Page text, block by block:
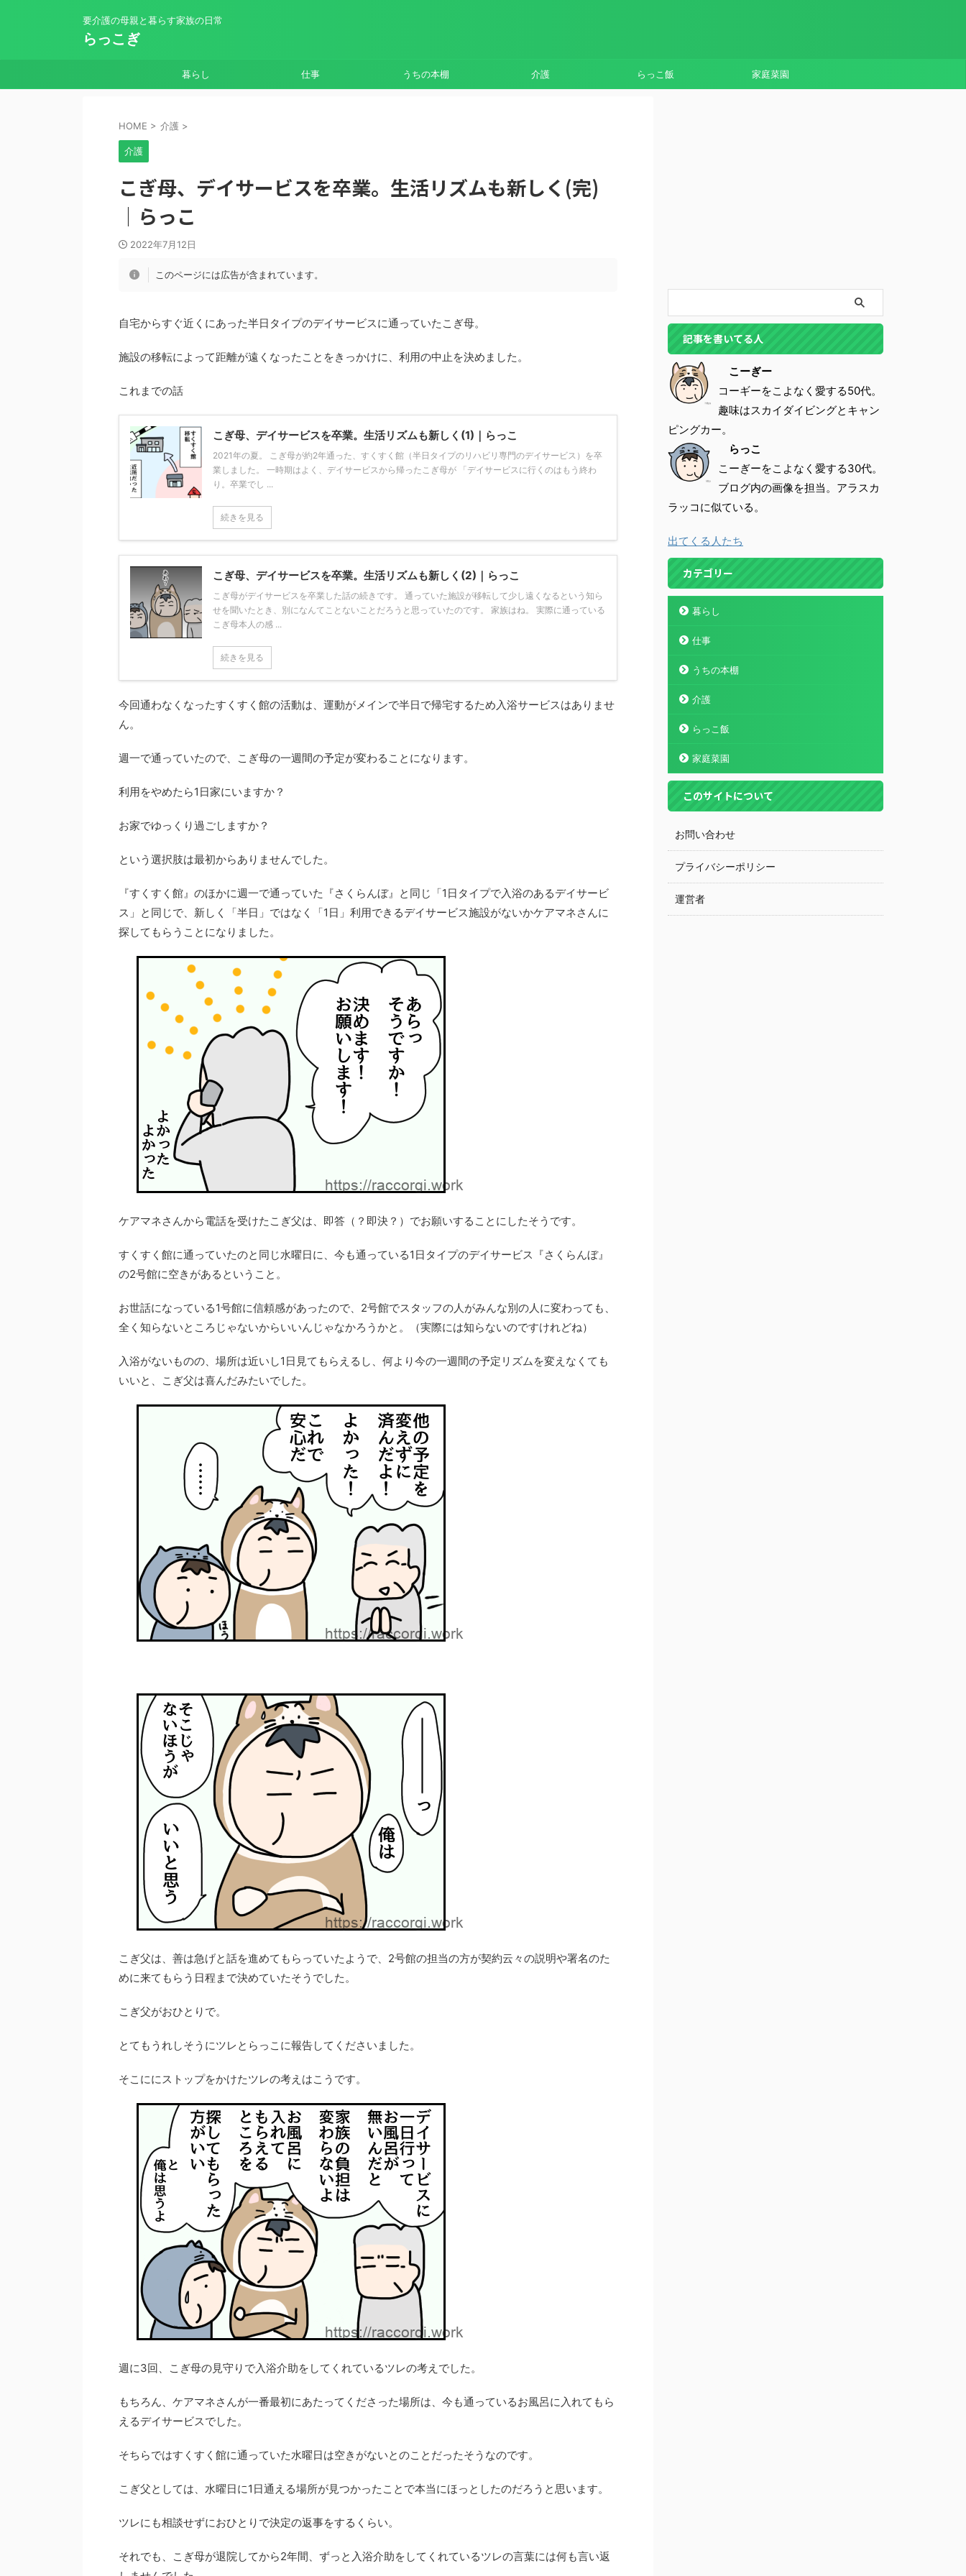
要介護の母親と暮らす家族の日常
らっこぎ
暮らし 仕事 うちの本棚 介護 らっこ飯 家庭菜園
HOME > 介護 >
介護
こぎ母、デイサービスを卒業。生活リズムも新しく(完)
｜らっこ
2022年7月12日
このページには広告が含まれています。
自宅からすぐ近くにあった半日タイプのデイサービスに通っていたこぎ母。
施設の移転によって距離が遠くなったことをきっかけに、利用の中止を決めました。
これまでの話
こぎ母、デイサービスを卒業。生活リズムも新しく(1)｜らっこ
2021年の夏。 こぎ母が約2年通った、すくすく館（半日タイプのリハビリ専門のデイサービス）を卒
業しました。 一時期はよく、デイサービスから帰ったこぎ母が 「デイサービスに行くのはもう終わ
り。卒業でし ...
続きを見る
こぎ母、デイサービスを卒業。生活リズムも新しく(2)｜らっこ
こぎ母がデイサービスを卒業した話の続きです。 通っていた施設が移転して少し遠くなるという知ら
せを聞いたとき、別になんてことないことだろうと思っていたのです。 家族はね。 実際に通っている
こぎ母本人の感 ...
続きを見る
今回通わなくなったすくすく館の活動は、運動がメインで半日で帰宅するため入浴サービスはありませ
ん。
週一で通っていたので、こぎ母の一週間の予定が変わることになります。
利用をやめたら1日家にいますか？
お家でゆっくり過ごしますか？
という選択肢は最初からありませんでした。
『すくすく館』のほかに週一で通っていた『さくらんぼ』と同じ「1日タイプで入浴のあるデイサービ
ス」と同じで、新しく「半日」ではなく「1日」利用できるデイサービス施設がないかケアマネさんに
探してもらうことになりました。
ケアマネさんから電話を受けたこぎ父は、即答（？即決？）でお願いすることにしたそうです。
すくすく館に通っていたのと同じ水曜日に、今も通っている1日タイプのデイサービス『さくらんぼ』
の2号館に空きがあるということ。
お世話になっている1号館に信頼感があったので、2号館でスタッフの人がみんな別の人に変わっても、
全く知らないところじゃないからいいんじゃなかろうかと。（実際には知らないのですけれどね）
入浴がないものの、場所は近いし1日見てもらえるし、何より今の一週間の予定リズムを変えなくても
いいと、こぎ父は喜んだみたいでした。
こぎ父は、善は急げと話を進めてもらっていたようで、2号館の担当の方が契約云々の説明や署名のた
めに来てもらう日程まで決めていたそうでした。
こぎ父がおひとりで。
とてもうれしそうにツレとらっこに報告してくださいました。
そこににストップをかけたツレの考えはこうです。
週に3回、こぎ母の見守りで入浴介助をしてくれているツレの考えでした。
もちろん、ケアマネさんが一番最初にあたってくださった場所は、今も通っているお風呂に入れてもら
えるデイサービスでした。
そちらではすくすく館に通っていた水曜日は空きがないとのことだったそうなのです。
こぎ父としては、水曜日に1日通える場所が見つかったことで本当にほっとしたのだろうと思います。
ツレにも相談せずにおひとりで決定の返事をするくらい。
それでも、こぎ母が退院してから2年間、ずっと入浴介助をしてくれているツレの言葉には何も言い返
記事を書いてる人
こーぎー
コーギーをこよなく愛する50代。
趣味はスカイダイビングとキャン
ピングカー。
らっこ
こーぎーをこよなく愛する30代。
ブログ内の画像を担当。アラスカ
ラッコに似ている。
出てくる人たち
カテゴリー
暮らし
仕事
うちの本棚
介護
らっこ飯
家庭菜園
このサイトについて
お問い合わせ
プライバシーポリシー
運営者